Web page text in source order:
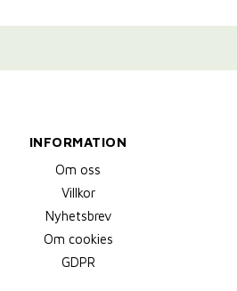
INFORMATION
Om oss
Villkor
Nyhetsbrev
Om cookies
GDPR